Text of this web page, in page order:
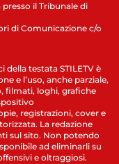
il Tribunale di
di Comunicazione c/o
testata STILETV è
e l’uso, anche parziale,
filmati, loghi, grafiche
registrazioni, cover e
La redazione
sul sito. Non potendo
ad eliminarli su
e oltraggiosi.